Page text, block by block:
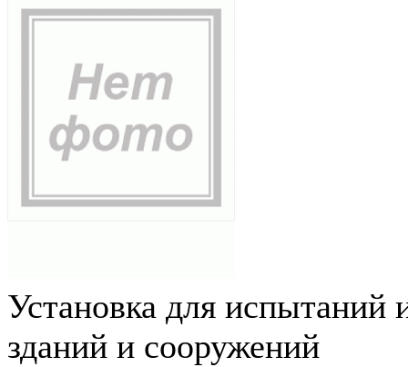
Установка для испытаний
зданий и сооружений